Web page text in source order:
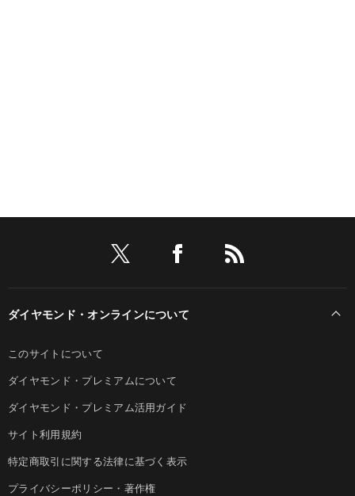
ダイヤモンド・オンラインについて
このサイトについて
ダイヤモンド・プレミアムについて
ダイヤモンド・プレミアム活用ガイド
サイト利用規約
特定商取引に関する法律に基づく表示
プライバシーポリシー・著作権